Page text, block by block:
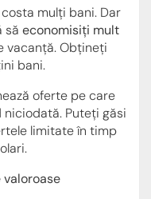
mulți bani. Dar
să economisiți mult
vacanță. Obțineți
bani.
oferte pe care
Puteți găsi
limitate în timp